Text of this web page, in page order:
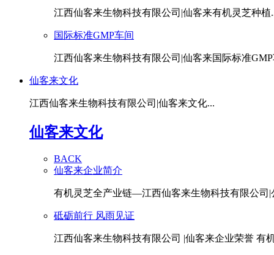
江西仙客来生物科技有限公司|仙客来有机灵芝种植
国际标准GMP车间
江西仙客来生物科技有限公司|仙客来国际标准GMP
仙客来文化
江西仙客来生物科技有限公司|仙客来文化...
仙客来文化
BACK
仙客来企业简介
有机灵芝全产业链—江西仙客来生物科技有限公司|
砥砺前行 风雨见证
江西仙客来生物科技有限公司 |仙客来企业荣誉 有